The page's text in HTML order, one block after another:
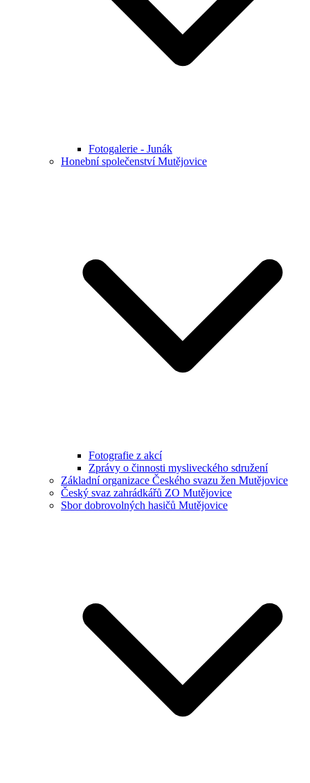
Fotogalerie - Junák
Honební společenství Mutějovice
Fotografie z akcí
Zprávy o činnosti mysliveckého sdružení
Základní organizace Českého svazu žen Mutějovice
Český svaz zahrádkářů ZO Mutějovice
Sbor dobrovolných hasičů Mutějovice